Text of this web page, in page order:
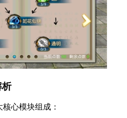
析
心模块组成：